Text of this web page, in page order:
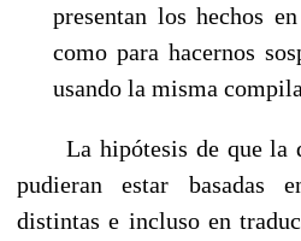
presentan los hechos
como para hacernos
usando la misma
La hipótesis de que la
pudieran estar basadas
distintas e incluso en